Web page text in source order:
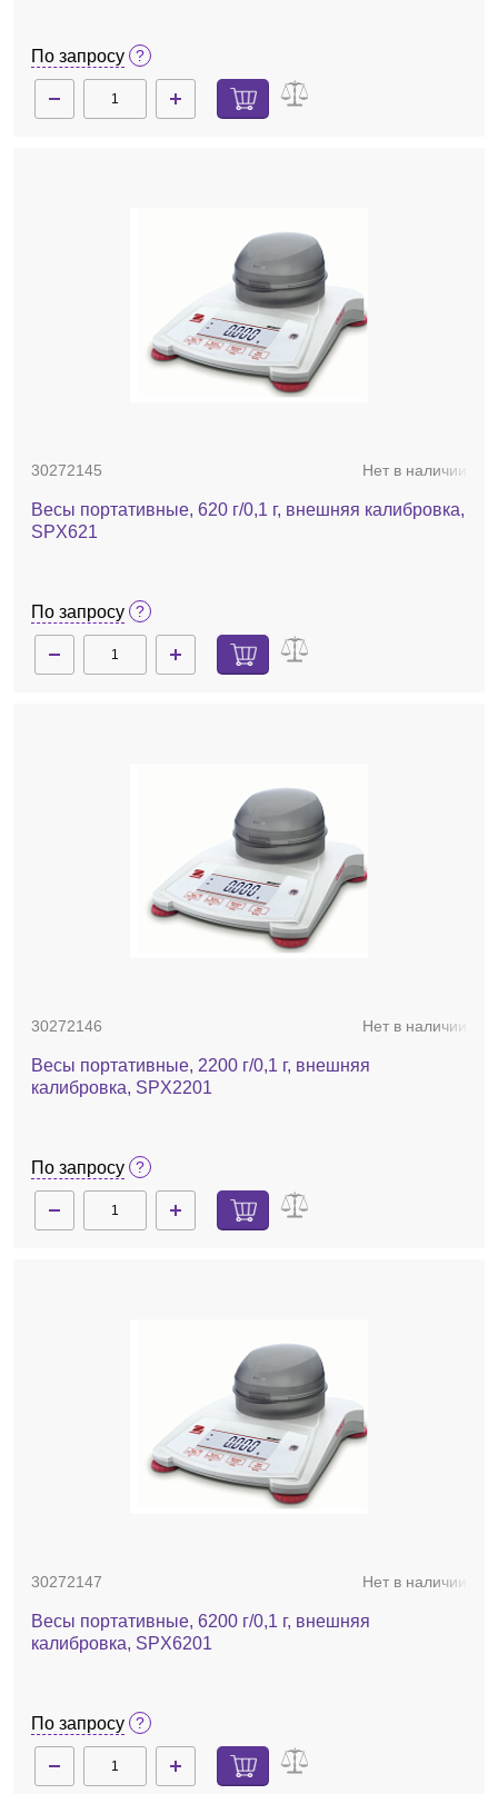
По запросу
30272145 Нет в наличии
Весы портативные, 620 г/0,1 г, внешняя калибровка,
SPX621
По запросу
30272146 Нет в наличии
Весы портативные, 2200 г/0,1 г, внешняя
калибровка, SPX2201
По запросу
30272147 Нет в наличии
Весы портативные, 6200 г/0,1 г, внешняя
калибровка, SPX6201
По запросу